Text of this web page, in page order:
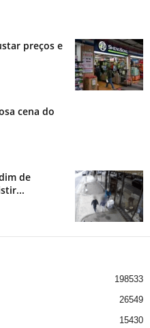
preços e
cena do
de
198533
26549
15430